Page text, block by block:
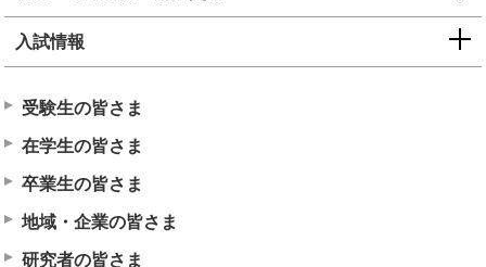
入試情報
受験生の皆さま
在学生の皆さま
卒業生の皆さま
地域・企業の皆さま
研究者の皆さま